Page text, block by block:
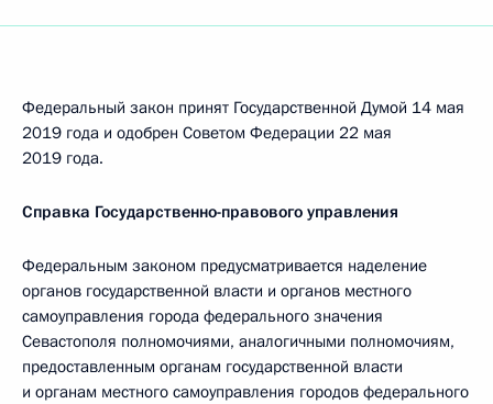
Федеральный закон принят Государственной Думой 14 мая
2019 года и одобрен Советом Федерации 22 мая
2019 года.
Справка Государственно-правового управления
Федеральным законом предусматривается наделение
органов государственной власти и органов местного
самоуправления города федерального значения
Севастополя полномочиями, аналогичными полномочиям,
предоставленным органам государственной власти
и органам местного самоуправления городов федерального